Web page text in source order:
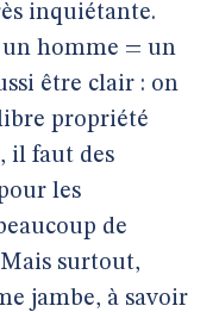
inquiétante.
un homme = un
être clair : on
propriété
il faut des
les
de
surtout,
jambe, à savoir